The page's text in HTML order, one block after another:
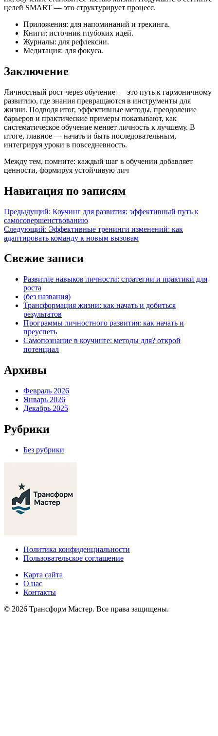
целей SMART — это структурирует процесс.
Приложения: для напоминаний и трекинга.
Книги: источник глубоких идей.
Журналы: для рефлексии.
Медитация: для фокуса.
Заключение
Личностный рост через обучение — это путь к гармоничному
развитию, где знания превращаются в инструменты для
жизни. Подводя итог, эффективные методы, преодоление
барьеров и практические примеры показывают, как
систематическое обучение меняет личность к лучшему. В
итоге, главное — начать и быть последовательным,
интегрируя уроки в повседневность.
Между тем, помните: каждый шаг в обучении добавляет
ценности, формируя устойчивую лич
Навигация по записям
Предыдущий: Коучинг для развития: эффективный путь к
самосовершенствованию
Следующий: Эффективные тренинги изменений: как
адаптировать команду к новым вызовам
Свежие записи
Развитие навыков личности: стратегии и практики для
роста
(без названия)
Трансформация жизни: как начать и добиться
результатов
Программы личностного развития: как начать и
преуспеть
Самопознание в коучинге: методы для? открой
потенциал
Архивы
Февраль 2026
Январь 2026
Декабрь 2025
Рубрики
Без рубрики
Политика конфиденциальности
Пользовательское соглашение
Карта сайта
О нас
Контакты
© 2026 Трансформ Мастер. Все права защищены.